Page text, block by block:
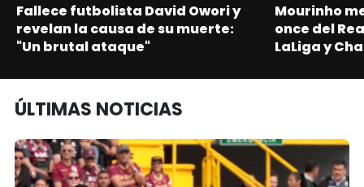
Fallece futbolista David Owori y
revelan la causa de su muerte:
"Un brutal ataque"
Mourinho
once del
LaLiga y
ÚLTIMAS NOTICIAS